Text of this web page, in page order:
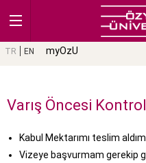
TR EN myOzU
Varış Öncesi
Kabul Mektarımı teslim aldım.
Vizeye başvurmam gerekip